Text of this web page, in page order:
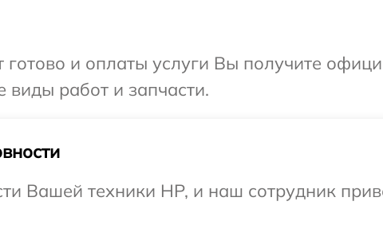
готово и оплаты услуги Вы получите
виды работ и запчасти.
Вашей техники HP, и наш сотрудник